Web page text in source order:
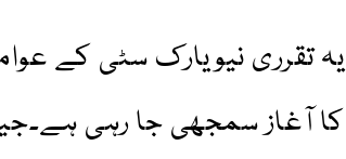
یہ تقرری نیویارک سٹی کے
کا آغاز سمجھی جا رہی